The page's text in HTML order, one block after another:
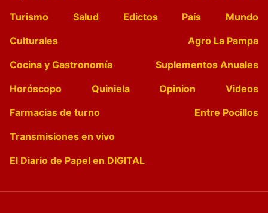
Turismo
Salud Edictos País
Mundo
Culturales
Agro La Pampa
Cocina y Gastronomía
Suplementos Anuales
Horóscopo
Quiniela Opinion
Videos
Farmacias de turno
Entre Pocillos
Transmisiones en vivo
El Diario de Papel en DIGITAL